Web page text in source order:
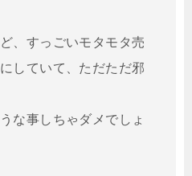
、すっごいモタモタ売
していて、ただただ邪
な事しちゃダメでしょ